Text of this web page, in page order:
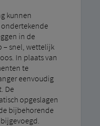
kunnen
in de
– snel, wettelijk
In plaats van
te
eenvoudig
De
opgeslagen
bijbehorende